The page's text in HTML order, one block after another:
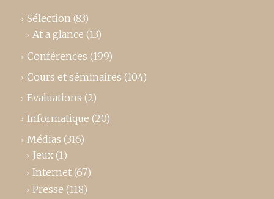
Sélection (83)
At a glance (13)
Conférences (199)
Cours et séminaires (104)
Evaluations (2)
Informatique (20)
Médias (316)
Jeux (1)
Internet (67)
Presse (118)